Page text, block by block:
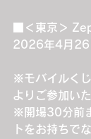
■＜東京＞
2026年4月26
※モバイルく
よりご参加い
※開場30分前
トをお持ちで